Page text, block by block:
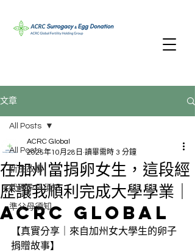
文章
All Posts
新生故事
代理孕母須知
準父母須知
All Posts
在加州當捐卵女生，這段經
歷讓我順利完成大學學業｜
ACRC Global
ACRC Global
2025年10月28日 讀畢需時 3 分鐘
【真實分享｜來自加州女大學生的卵子
捐贈故事】